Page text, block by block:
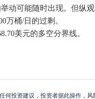
动可能随时出现。但纵
万桶/日的过剩。
美元的多空分界线。
投资建议，投资者据此操作，风